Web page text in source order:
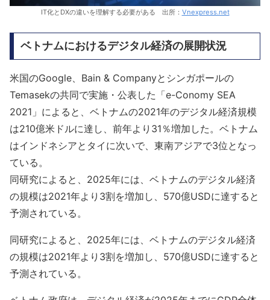
IT化とDXの違いを理解する必要がある 出所： Vnexpress.net
ベトナムにおけるデジタル経済の展開状況
米国のGoogle、Bain & Companyとシンガポールの
Temasekの共同で実施・公表した「e-Conomy SEA
2021」によると、ベトナムの2021年のデジタル経済規模
は210億米ドルに達し、前年より31％増加した。ベトナム
はインドネシアとタイに次いで、東南アジアで3位となっ
ている。
同研究によると、2025年には、ベトナムのデジタル経済
の規模は2021年より3割を増加し、570億USDに達すると
予測されている。
同研究によると、2025年には、ベトナムのデジタル経済
の規模は2021年より3割を増加し、570億USDに達すると
予測されている。